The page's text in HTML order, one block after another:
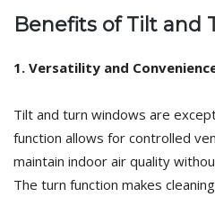
Benefits of Tilt and
1. Versatility and
Tilt and turn windows are
function allows for controlled
maintain indoor air quality
The turn function makes